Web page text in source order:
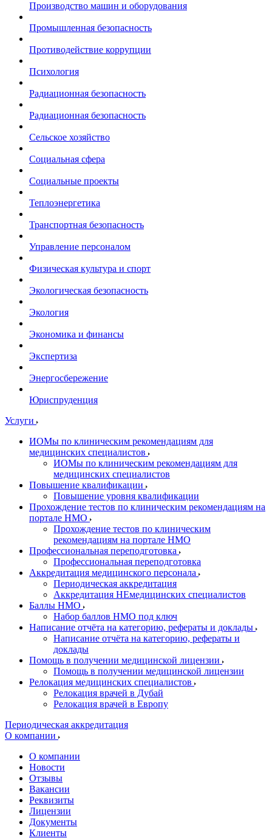
Производство машин и оборудования
Промышленная безопасность
Противодействие коррупции
Психология
Радиационная безопасность
Радиационная безопасность
Сельское хозяйство
Социальная сфера
Социальные проекты
Теплоэнергетика
Транспортная безопасность
Управление персоналом
Физическая культура и спорт
Экологическая безопасность
Экология
Экономика и финансы
Экспертиза
Энергосбережение
Юриспруденция
Услуги
ИОМы по клиническим рекомендациям для
медицинских специалистов
ИОМы по клиническим рекомендациям для
медицинских специалистов
Повышение квалификации
Повышение уровня квалификации
Прохождение тестов по клиническим рекомендациям на
портале НМО
Прохождение тестов по клиническим
рекомендациям на портале НМО
Профессиональная переподготовка
Профессиональная переподготовка
Аккредитация медицинского персонала
Периодическая аккредитация
Аккредитация НЕмедицинских специалистов
Баллы НМО
Набор баллов НМО под ключ
Написание отчёта на категорию, рефераты и доклады
Написание отчёта на категорию, рефераты и
доклады
Помощь в получении медицинской лицензии
Помощь в получении медицинской лицензии
Релокация медицинских специалистов
Релокация врачей в Дубай
Релокация врачей в Европу
Периодическая аккредитация
О компании
О компании
Новости
Отзывы
Вакансии
Реквизиты
Лицензии
Документы
Клиенты